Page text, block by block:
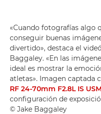
«Cuando fotografías algo
conseguir buenas
divertido», destaca el
Baggaley. «En las
ideal es mostrar la
atletas». Imagen captada
RF 24-70mm F2.8L IS USM
configuración de
© Jake Baggaley